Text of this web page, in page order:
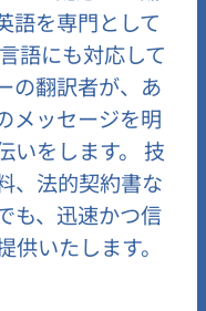
語を専門として
語にも対応して
の翻訳者が、あ
メッセージを明
いをします。 技
、法的契約書な
も、迅速かつ信
いたします。